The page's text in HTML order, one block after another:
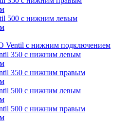
500 с нижним левым
Ventil с нижним подключением
350 с нижним левым
350 с нижним правым
500 с нижним левым
500 с нижним правым